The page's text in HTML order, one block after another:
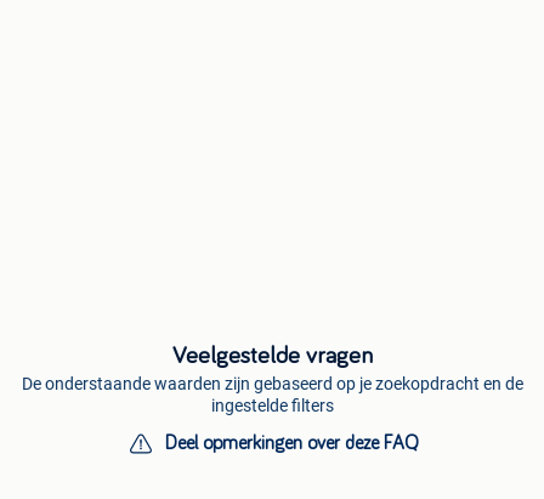
Veelgestelde vragen
De onderstaande waarden zijn gebaseerd op je zoekopdracht en de
ingestelde filters
Deel opmerkingen over deze FAQ